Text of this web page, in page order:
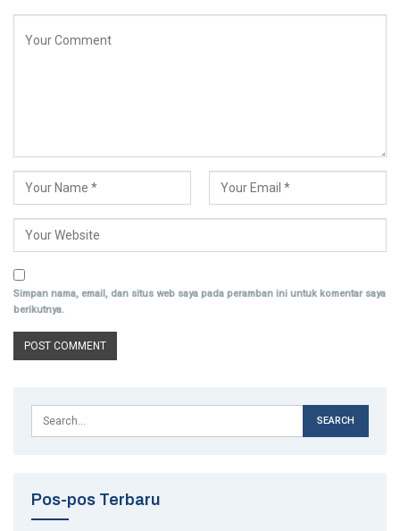
Simpan nama, email, dan situs web saya pada peramban ini untuk komentar saya
berikutnya.
Pos-pos Terbaru